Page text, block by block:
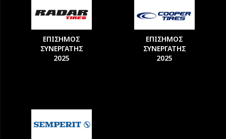
ΕΠΙΣΗΜΟΣ
ΣΥΝΕΡΓΑΤΗΣ
2025
ΕΠΙΣΗΜΟΣ
ΣΥΝΕΡΓΑΤΗΣ
2025